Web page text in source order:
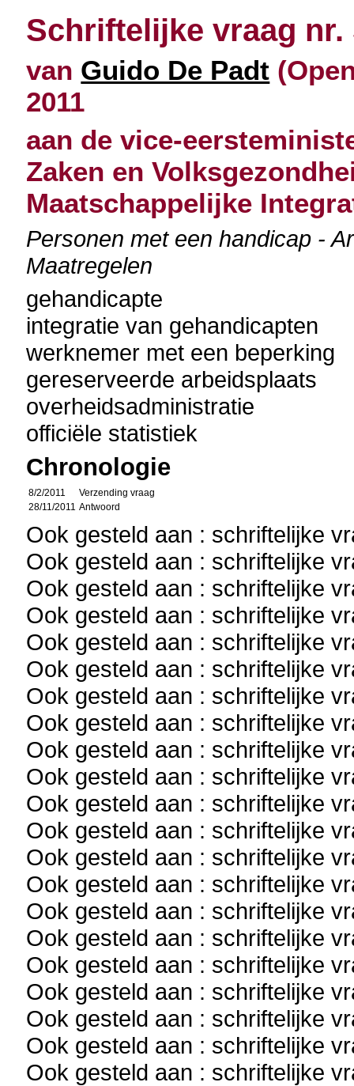
Schriftelijke vraag nr.
van Guido De Padt
2011
aan de vice-
Zaken en
Maatschappelijke
Personen met een handicap -
Maatregelen
gehandicapte
integratie van gehandicapten
werknemer met een beperking
gereserveerde arbeidsplaats
overheidsadministratie
officiële statistiek
Chronologie
8/2/2011
Verzending vraag
28/11/2011 Antwoord
Ook gesteld aan : schriftelijke
Ook gesteld aan : schriftelijke
Ook gesteld aan : schriftelijke
Ook gesteld aan : schriftelijke
Ook gesteld aan : schriftelijke
Ook gesteld aan : schriftelijke
Ook gesteld aan : schriftelijke
Ook gesteld aan : schriftelijke
Ook gesteld aan : schriftelijke
Ook gesteld aan : schriftelijke
Ook gesteld aan : schriftelijke
Ook gesteld aan : schriftelijke
Ook gesteld aan : schriftelijke
Ook gesteld aan : schriftelijke
Ook gesteld aan : schriftelijke
Ook gesteld aan : schriftelijke
Ook gesteld aan : schriftelijke
Ook gesteld aan : schriftelijke
Ook gesteld aan : schriftelijke
Ook gesteld aan : schriftelijke
Ook gesteld aan : schriftelijke